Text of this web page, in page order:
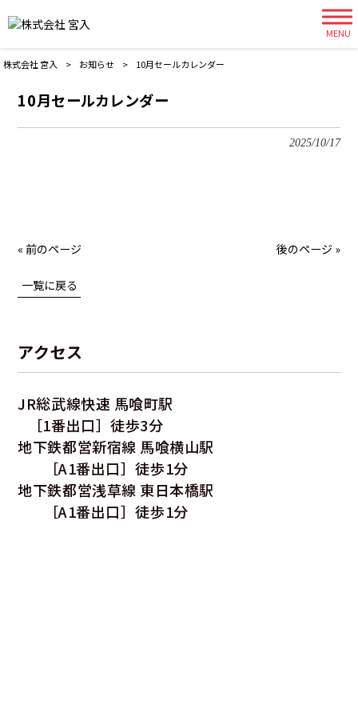
MENU
株式会社 宮入 > お知らせ > 10月セールカレンダー
10月セールカレンダー
2025/10/17
« 前のページ 後のページ »
一覧に戻る
アクセス
JR総武線快速 馬喰町駅
［1番出口］徒歩3分
地下鉄都営新宿線 馬喰横山駅
［A1番出口］徒歩1分
地下鉄都営浅草線 東日本橋駅
［A1番出口］徒歩1分